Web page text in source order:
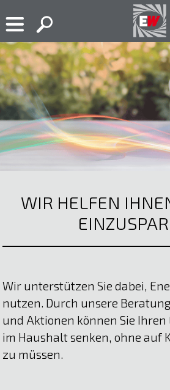
content
Werke
Frastanz
in
Frastanz
WIR HELFEN
Wir unterstützen Sie dabei,
nutzen. Durch unsere
und Aktionen können Sie
im Haushalt senken, ohne auf
zu müssen.